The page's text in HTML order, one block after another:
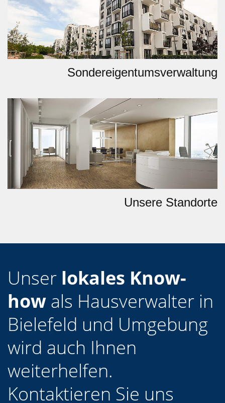
Sondereigentumsverwaltung
Unsere Standorte
Unser lokales Know-
how als Hausverwalter in
Bielefeld und Umgebung
wird auch Ihnen
weiterhelfen.
Kontaktieren Sie uns